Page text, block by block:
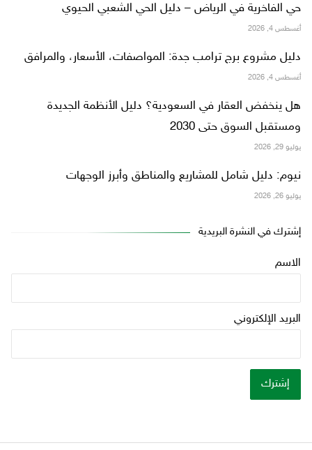
حي الفاخرية في الرياض – دليل الحي الشعبي الحيوي
أغسطس 4, 2026
دليل مشروع برج ترامب جدة: المواصفات، الأسعار، والمرافق
أغسطس 4, 2026
هل ينخفض العقار في السعودية؟ دليل الأنظمة الجديدة
ومستقبل السوق حتى 2030
يوليو 29, 2026
نيوم: دليل شامل للمشاريع والمناطق وأبرز الوجهات
يوليو 26, 2026
إشترك في النشرة البريدية
الاسم
البريد الإلكتروني